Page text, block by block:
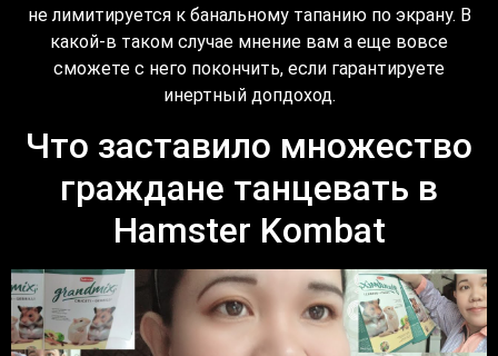
не лимитируется к банальному тапанию по экрану. В
какой-в таком случае мнение вам а еще вовсе
сможете с него покончить, если гарантируете
инертный допдоход.
Что заставило множество
граждане танцевать в
Hamster Kombat